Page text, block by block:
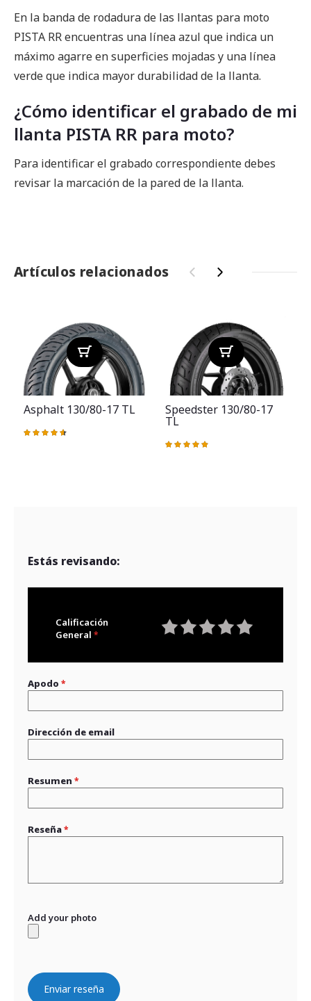
En la banda de rodadura de las llantas para moto
PISTA RR encuentras una línea azul que indica un
máximo agarre en superficies mojadas y una línea
verde que indica mayor durabilidad de la llanta.
¿Cómo identificar el grabado de mi
llanta PISTA RR para moto?
Para identificar el grabado correspondiente debes
revisar la marcación de la pared de la llanta.
Artículos relacionados ‹ ›
Asphalt 130/80-17 TL
Valoración:
Speedster 130/80-17
TL
Valoración:
Estás revisando:
Calificación
General
Apodo
Dirección de email
Resumen
Reseña
Add your photo
Enviar reseña